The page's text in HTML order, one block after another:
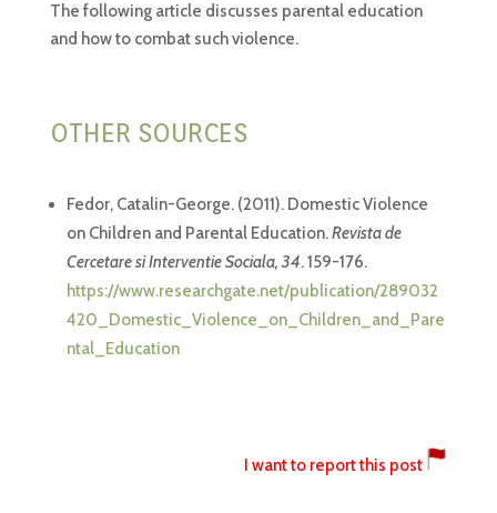
The following article discusses parental education
and how to combat such violence.
OTHER SOURCES
Fedor, Catalin-George. (2011). Domestic Violence
on Children and Parental Education.Revista de
Cercetare si Interventie Sociala, 34. 159-176.
https://www.researchgate.net/publication/289032
420_Domestic_Violence_on_Children_and_Pare
ntal_Education
I want to report this post